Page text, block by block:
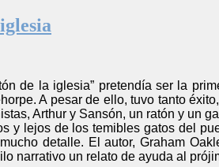
de la iglesia” pretendía ser la
A pesar de ello, tuvo tanto
Arthur y Sansón, un ratón y un
y lejos de los temibles gatos del
detalle. El autor, Graham
narrativo un relato de ayuda al